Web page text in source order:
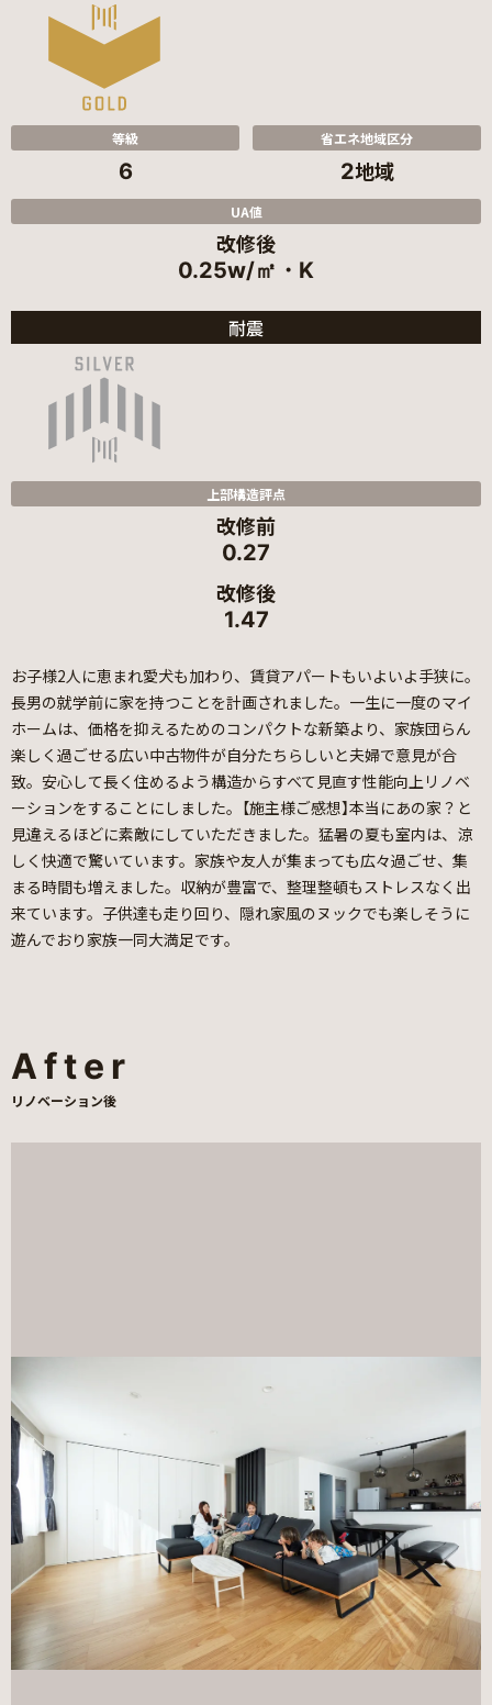
等級
6
省エネ地域区分
2地域
UA値
改修後
0.25w/㎡・K
耐震
上部構造評点
改修前
0.27
改修後
1.47
お子様2人に恵まれ愛犬も加わり、賃貸アパートもいよいよ手狭に。
長男の就学前に家を持つことを計画されました。一生に一度のマイ
ホームは、価格を抑えるためのコンパクトな新築より、家族団らん
楽しく過ごせる広い中古物件が自分たちらしいと夫婦で意見が合
致。安心して長く住めるよう構造からすべて見直す性能向上リノベ
ーションをすることにしました。【施主様ご感想】本当にあの家？と
見違えるほどに素敵にしていただきました。猛暑の夏も室内は、涼
しく快適で驚いています。家族や友人が集まっても広々過ごせ、集
まる時間も増えました。収納が豊富で、整理整頓もストレスなく出
来ています。子供達も走り回り、隠れ家風のヌックでも楽しそうに
遊んでおり家族一同大満足です。
After
リノベーション後